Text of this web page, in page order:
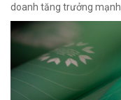
doanh tăng trưởng mạnh.